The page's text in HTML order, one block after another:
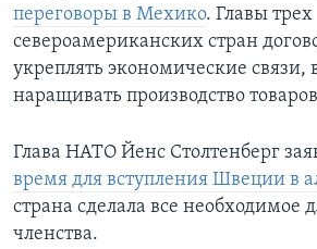
переговоры в Мехико. Главы трех
североамериканских стран
укреплять экономические связи,
наращивать производство
Глава НАТО Йенс Столтенберг
время для вступления Швеции в
страна сделала все необходимое
членства.